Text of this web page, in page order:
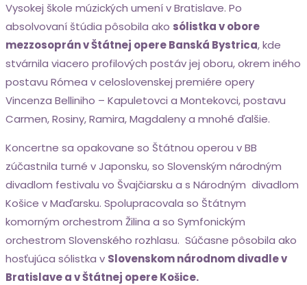
Vysokej škole múzických umení v Bratislave. Po
absolvovaní štúdia pôsobila ako sólistka v obore
mezzosoprán v Štátnej opere Banská Bystrica, kde
stvárnila viacero profilových postáv jej oboru, okrem iného
postavu Rómea v celoslovenskej premiére opery
Vincenza Belliniho – Kapuletovci a Montekovci, postavu
Carmen, Rosiny, Ramira, Magdaleny a mnohé ďalšie.
Koncertne sa opakovane so Štátnou operou v BB
zúčastnila turné v Japonsku, so Slovenským národným
divadlom festivalu vo Švajčiarsku a s Národným divadlom
Košice v Maďarsku. Spolupracovala so Štátnym
komorným orchestrom Žilina a so Symfonickým
orchestrom Slovenského rozhlasu. Súčasne pôsobila ako
hosťujúca sólistka v Slovenskomnárodnom divadle v
Bratislave a v Štátnej opere Košice.